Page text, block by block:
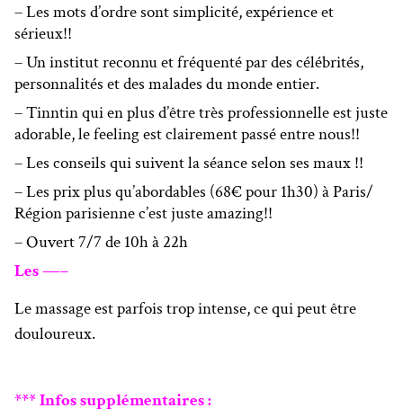
– Les mots d’ordre sont simplicité, expérience et
sérieux!!
– Un institut reconnu et fréquenté par des célébrités,
personnalités et des malades du monde entier.
– Tinntin qui en plus d’être très professionnelle est juste
adorable, le feeling est clairement passé entre nous!!
– Les conseils qui suivent la séance selon ses maux !!
– Les prix plus qu’abordables (68€ pour 1h30) à Paris/
Région parisienne c’est juste amazing!!
– Ouvert 7/7 de 10h à 22h
Les —–
Le massage est parfois trop intense, ce qui peut être
douloureux.
*** Infos supplémentaires :